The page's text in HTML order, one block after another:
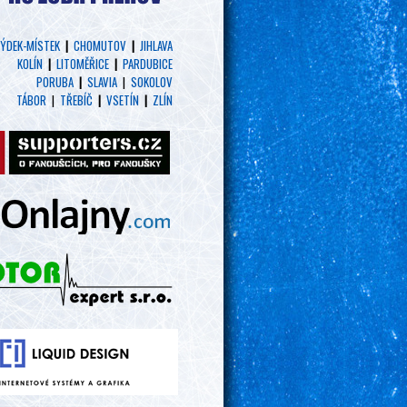
MÍSTEK| CHOMUTOV | JIHLAVA
KOLÍN | LITOMĚŘICE | PARDUBICE
PORUBA | SLAVIA | SOKOLOV
TÁBOR | TŘEBÍČ | VSETÍN | ZLÍN